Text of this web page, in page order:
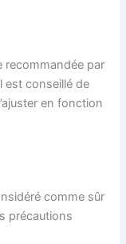
recommandée par
est conseillé de
en fonction
comme sûr
précautions